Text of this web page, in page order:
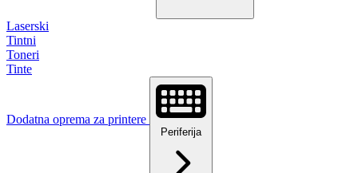
Laserski
Tintni
Toneri
Tinte
Dodatna oprema za printere
Periferija